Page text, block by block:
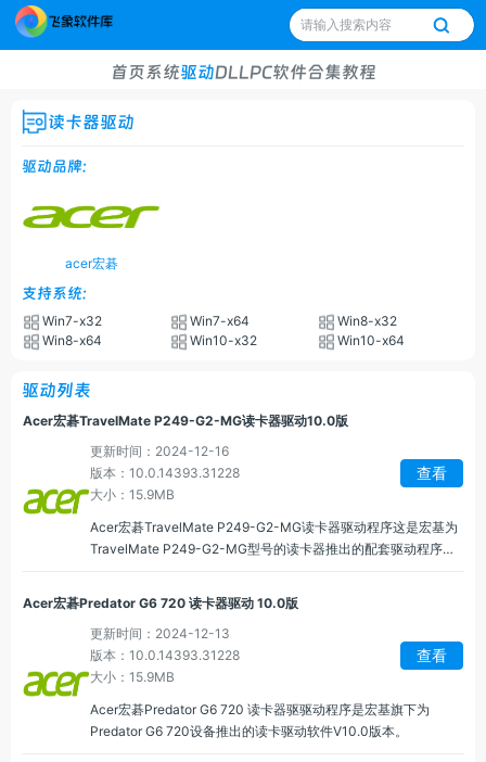
首页系统驱动DLLPC软件合集教程
读卡器驱动
驱动品牌:
acer宏碁
支持系统:
Win7-x32 Win7-x64
Win8-x32
Win8-x64
Win10-x32 Win10-x64
驱动列表
Acer宏碁TravelMate P249-G2-MG读卡器驱动10.0版
更新时间：2024-12-16
版本：10.0.14393.31228
大小：15.9MB
查看
Acer宏碁TravelMate P249-G2-MG读卡器驱动程序这是宏基为
TravelMate P249-G2-MG型号的读卡器推出的配套驱动程序
Acer宏碁Predator G6 720 读卡器驱动 10.0版
更新时间：2024-12-13
版本：10.0.14393.31228
大小：15.9MB
查看
Acer宏碁Predator G6 720 读卡器驱驱动程序是宏基旗下为
Predator G6 720设备推出的读卡驱动软件V10.0版本。